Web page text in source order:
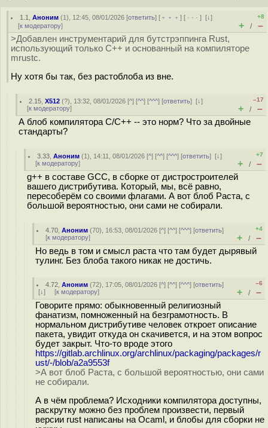
1.1 ,Аноним (1), 12:45, 08/01/2026 [ответить] [ ﹢﹢﹢] [ · · ·][↓]
[к модератору]
+8
+ / –
>Добавлен инструментарий для бутстрэппинга Rust,
использующий только C++ и основанный на компиляторе
mrustc.
Ну хотя бы так, без растоблоба из вне.
2.15 ,X512 (?), 13:32, 08/01/2026 [^] [^^] [^^^] [ответить][↓]
[к модератору]
–17
+ / –
А блоб компилятора C/C++ -- это норм? Что за двойные
стандарты?
3.33 ,Аноним (1), 14:11, 08/01/2026 [^] [^^] [^^^] [ответить][↓]
[к модератору]
+7
+ / –
g++ в составе GCC, в сборке от дистростроителей
вашего дистрибутива. Который, мы, всё равно,
пересоберём со своими флагами. А вот блоб Раста, с
большой вероятностью, они сами не собирали.
4.70 ,Аноним (70), 16:53, 08/01/2026 [^] [^^] [^^^] [ответить]
[к модератору]
+4
+ / –
Но ведь в том и смысл раста что там будет дырявый
тулинг. Без блоба такого никак не достичь.
4.72 ,Аноним (72), 17:05, 08/01/2026 [^] [^^] [^^^] [ответить]
[↓] [к модератору]
–6
+ / –
Говорите прямо: обыкновенный религиозный
фанатизм, помноженный на безграмотность. В
нормальном дистрибутиве человек откроет описание
пакета, увидит откуда он скачивется, и на этом вопрос
будет закрыт. Что-то вроде этого
https://gitlab.archlinux.org/archlinux/packaging/packages/r
ust/-/blob/a2a9553f
>А вот блоб Раста, с большой вероятностью, они сами
не собирали.
А в чём проблема? Исходники компилятора доступны,
раскрутку можно без проблем произвести, первый
версии rust написаны на Ocaml, и блобы для сборки не